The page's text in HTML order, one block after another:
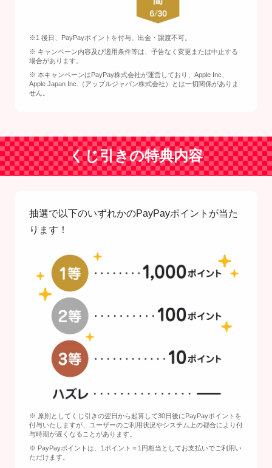
※1 後日、PayPayポイントを付与。出金・譲渡不可。
※ キャンペーン内容及び適用条件等は、予告なく変更または中止する
場合があります。
※ 本キャンペーンはPayPay株式会社が運営しており、Apple Inc、
Apple Japan Inc.（アップルジャパン株式会社）とは一切関係がありま
せん。
くじ引きの特典内容
抽選で以下のいずれかのPayPayポイントが当た
ります！
※ 原則としてくじ引きの翌日から起算して30日後にPayPayポイントを
付与いたしますが、ユーザーのご利用状況やシステム上の都合により付
与時期が遅くなることがあります。
※ PayPayポイントは、1ポイント＝1円相当としてお支払いでご利用い
ただけます。